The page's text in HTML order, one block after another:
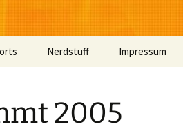
Nerdstuff Impressum
2005